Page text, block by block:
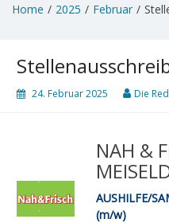
Home 2025 Februar
24. Februar 2025 Die
NAH &
AUSHILFE/
(m/w)